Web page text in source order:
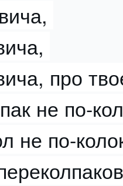
про
не по-
не по-